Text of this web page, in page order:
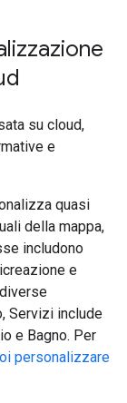
su cloud,
e
quasi
della mappa,
includono
e
Servizi include
e Bagno. Per
personalizzare